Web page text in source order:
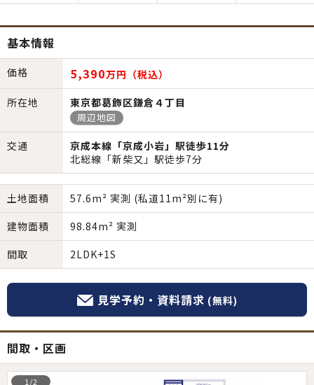
基本情報
価格 5,390万円（税込）
所在地
東京都葛飾区鎌倉４丁目
周辺地図
交通
京成本線「京成小岩」駅徒歩11分
北総線「新柴又」駅徒歩7分
土地面積
57.6m² 実測 (私道11m²別に有)
建物面積
98.84m² 実測
間取
2LDK+1S
見学予約・資料請求 (無料)
間取・区画
1/2